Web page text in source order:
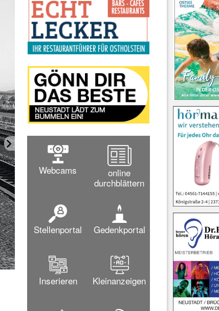
Der Timmendorfer Platz ist
Webcams
online
durchblättern
Stellenportal Gedenkportal
Inserieren Kleinanzeigen